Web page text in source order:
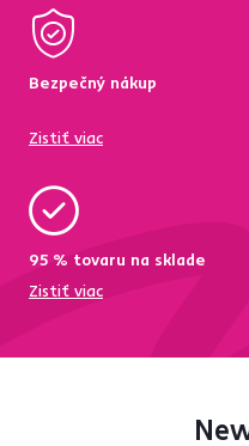
Bezpečný nákup
Zistiť viac
95 % tovaru na sklade
Zistiť viac